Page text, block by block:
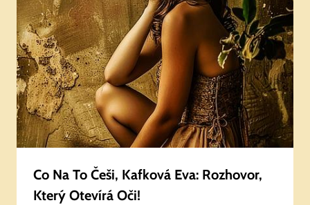
Co Na To Češi, Kafková Eva: Rozhovor,
Který Otevírá Oči!